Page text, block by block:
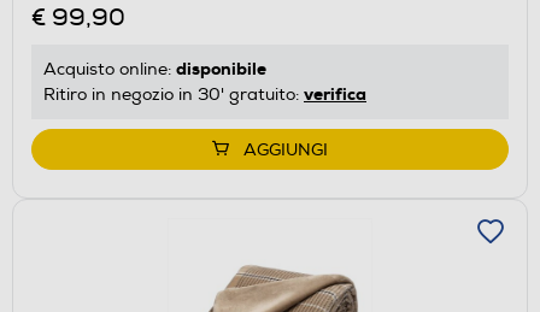
€ 99,90
Acquisto online: disponibile
Ritiro in negozio in 30' gratuito: verifica
AGGIUNGI